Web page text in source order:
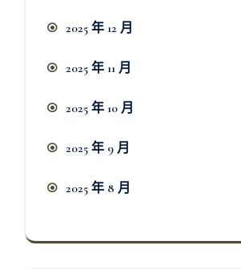
2025 年 12 月
2025 年 11 月
2025 年 10 月
2025 年 9 月
2025 年 8 月